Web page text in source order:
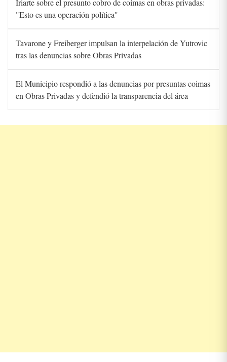
"Esto es una operación política"
Tavarone y Freiberger impulsan la interpelación de Yutrovic
tras las denuncias sobre Obras Privadas
El Municipio respondió a las denuncias por presuntas coimas
en Obras Privadas y defendió la transparencia del área